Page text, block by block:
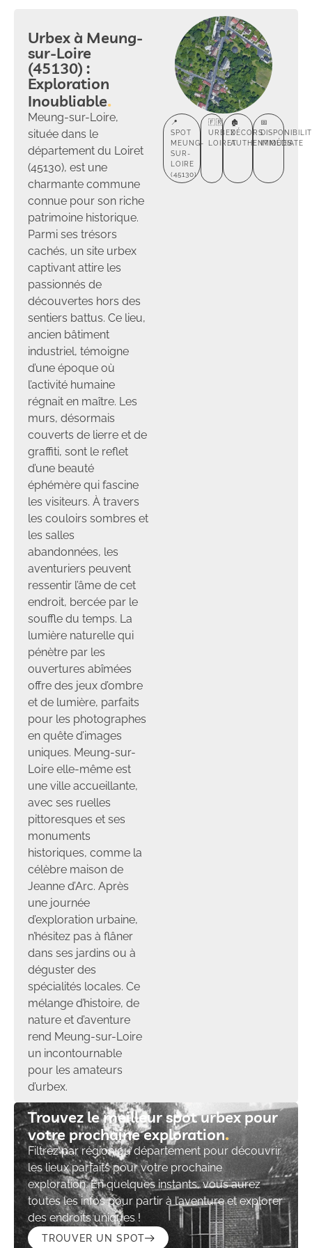
Urbex à Meung-
sur-Loire
(45130) :
Exploration
Inoubliable
Meung-sur-Loire,
située dans le
département du Loiret
(45130), est une
charmante commune
connue pour son riche
patrimoine historique.
Parmi ses trésors
cachés, un site urbex
captivant attire les
passionnés de
découvertes hors des
sentiers battus. Ce lieu,
ancien bâtiment
industriel, témoigne
d’une époque où
l’activité humaine
régnait en maître. Les
murs, désormais
couverts de lierre et de
graffiti, sont le reflet
d’une beauté
éphémère qui fascine
les visiteurs. À travers
les couloirs sombres et
les salles
abandonnées, les
aventuriers peuvent
ressentir l’âme de cet
endroit, bercée par le
souffle du temps. La
lumière naturelle qui
pénètre par les
ouvertures abîmées
offre des jeux d’ombre
et de lumière, parfaits
pour les photographes
en quête d’images
uniques. Meung-sur-
Loire elle-même est
une ville accueillante,
avec ses ruelles
pittoresques et ses
monuments
historiques, comme la
célèbre maison de
Jeanne d’Arc. Après
une journée
d’exploration urbaine,
n’hésitez pas à flâner
dans ses jardins ou à
déguster des
spécialités locales. Ce
mélange d’histoire, de
nature et d’aventure
rend Meung-sur-Loire
un incontournable
pour les amateurs
d’urbex.
📍
SPOT
MEUNG-
SUR-
LOIRE
(45130)
🇫🇷
URBEX
LOIRET
🏚️
DÉCORS
AUTHENTIQUES
📅
IMMÉDIATE
Trouvez le meilleur spot urbex pour
votre prochaine exploration​
Filtrez par région ou département pour découvrir
les lieux parfaits pour votre prochaine
exploration. En quelques instants, vous aurez
toutes les infos pour partir à l’aventure et explorer
des endroits uniques !
TROUVER UN SPOT